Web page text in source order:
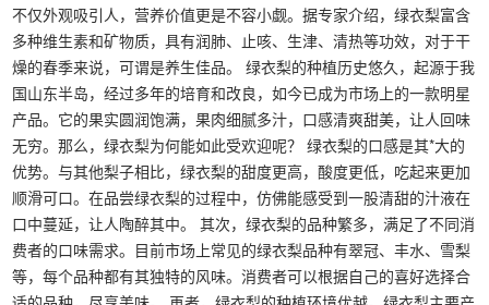
不仅外观吸引人，营养价值更是不容小觑。据专家介绍，绿衣梨富含
多种维生素和矿物质，具有润肺、止咳、生津、清热等功效，对于干
燥的春季来说，可谓是养生佳品。 绿衣梨的种植历史悠久，起源于我
国山东半岛，经过多年的培育和改良，如今已成为市场上的一款明星
产品。它的果实圆润饱满，果肉细腻多汁，口感清爽甜美，让人回味
无穷。那么，绿衣梨为何能如此受欢迎呢？ 绿衣梨的口感是其*大的
优势。与其他梨子相比，绿衣梨的甜度更高，酸度更低，吃起来更加
顺滑可口。在品尝绿衣梨的过程中，仿佛能感受到一股清甜的汁液在
口中蔓延，让人陶醉其中。 其次，绿衣梨的品种繁多，满足了不同消
费者的口味需求。目前市场上常见的绿衣梨品种有翠冠、丰水、雪梨
等，每个品种都有其独特的风味。消费者可以根据自己的喜好选择合